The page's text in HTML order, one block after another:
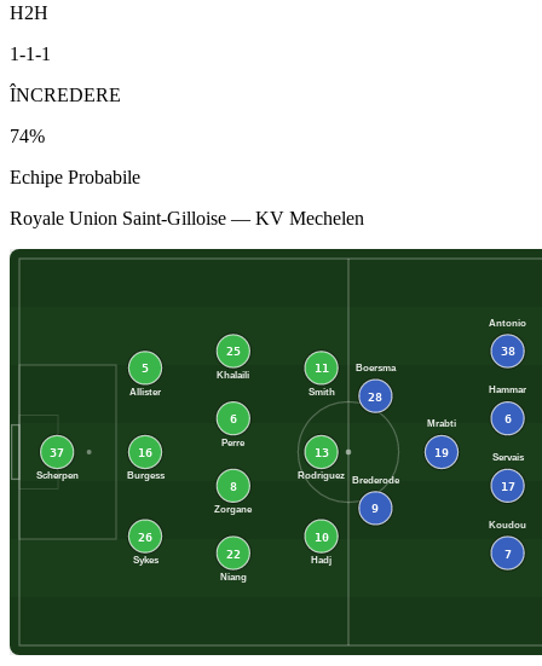
H2H
1-1-1
ÎNCREDERE
74%
Echipe Probabile
Royale Union Saint-Gilloise — KV Mechelen
37
Scherpen
5
Allister
16
Burgess
26
Sykes
25
Khalaili
6
Perre
8
Zorgane
22
Niang
11
Smith
13
Rodriguez
10
Hadj
38
Antonio
6
Hammar
17
Servais
7
Koudou
19
Mrabti
28
Boersma
9
Brederode